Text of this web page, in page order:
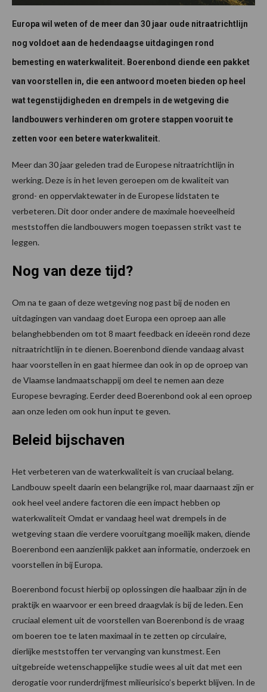
Europa wil weten of de meer dan 30 jaar oude nitraatrichtlijn
nog voldoet aan de hedendaagse uitdagingen rond
bemesting en waterkwaliteit. Boerenbond diende een pakket
van voorstellen in, die een antwoord moeten bieden op heel
wat tegenstijdigheden en drempels in de wetgeving die
landbouwers verhinderen om grotere stappen vooruit te
zetten voor een betere waterkwaliteit.
Meer dan 30 jaar geleden trad de Europese nitraatrichtlijn in
werking. Deze is in het leven geroepen om de kwaliteit van
grond- en oppervlaktewater in de Europese lidstaten te
verbeteren. Dit door onder andere de maximale hoeveelheid
meststoffen die landbouwers mogen toepassen strikt vast te
leggen.
Nog van deze tijd?
Om na te gaan of deze wetgeving nog past bij de noden en
uitdagingen van vandaag doet Europa een oproep aan alle
belanghebbenden om tot 8 maart feedback en ideeën rond deze
nitraatrichtlijn in te dienen. Boerenbond diende vandaag alvast
haar voorstellen in en gaat hiermee dan ook in op de oproep van
de Vlaamse landmaatschappij om deel te nemen aan deze
Europese bevraging. Eerder deed Boerenbond ook al een oproep
aan onze leden om ook hun input te geven.
Beleid bijschaven
Het verbeteren van de waterkwaliteit is van cruciaal belang.
Landbouw speelt daarin een belangrijke rol, maar daarnaast zijn er
ook heel veel andere factoren die een impact hebben op
waterkwaliteit Omdat er vandaag heel wat drempels in de
wetgeving staan die verdere vooruitgang moeilijk maken, diende
Boerenbond een aanzienlijk pakket aan informatie, onderzoek en
voorstellen in bij Europa.
Boerenbond focust hierbij op oplossingen die haalbaar zijn in de
praktijk en waarvoor er een breed draagvlak is bij de leden. Een
cruciaal element uit de voorstellen van Boerenbond is de vraag
om boeren toe te laten maximaal in te zetten op circulaire,
dierlijke meststoffen ter vervanging van kunstmest. Een
uitgebreide wetenschappelijke studie wees al uit dat met een
derogatie voor runderdrijfmest milieurisico’s beperkt blijven. In de